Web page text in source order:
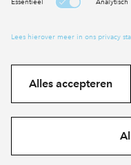
Cookies
Privacy statement